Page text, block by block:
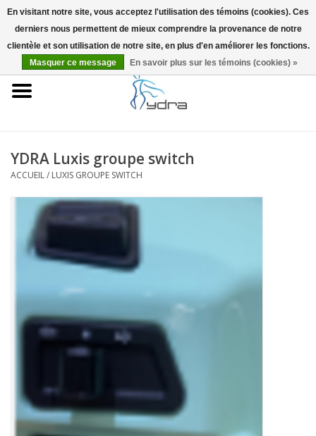
EUR
Accueil
Accessoires
YDRA Luxis groupe switch
ACCUEIL/ LUXIS GROUPE SWITCH
En visitant notre site, vous acceptez l'utilisation des témoins (cookies). Ces
derniers nous permettent de mieux comprendre la provenance de notre
clientèle et son utilisation de notre site, en plus d'en améliorer les fonctions.
Masquer ce message
En savoir plus sur les témoins (cookies) »